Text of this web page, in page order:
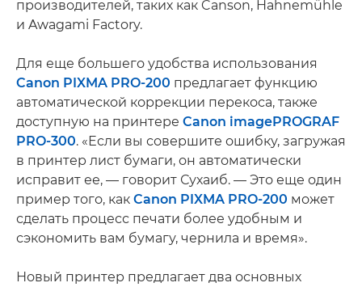
производителей, таких как Canson, Hahnemühle
и Awagami Factory.
Для еще большего удобства использования
Canon PIXMA PRO-200 предлагает функцию
автоматической коррекции перекоса, также
доступную на принтере Canon imagePROGRAF
PRO-300. «Если вы совершите ошибку, загружая
в принтер лист бумаги, он автоматически
исправит ее, — говорит Сухаиб. — Это еще один
пример того, как Canon PIXMA PRO-200 может
сделать процесс печати более удобным и
сэкономить вам бумагу, чернила и время».
Новый принтер предлагает два основных